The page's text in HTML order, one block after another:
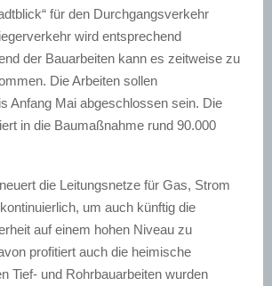
für den Durchgangsverkehr
wird entsprechend
der Bauarbeiten kann es zeitweise zu
Die Arbeiten sollen
Anfang Mai abgeschlossen sein. Die
in die Baumaßnahme rund 90.000
die Leitungsnetze für Gas, Strom
um auch künftig die
auf einem hohen Niveau zu
profitiert auch die heimische
Tief- und Rohrbauarbeiten wurden